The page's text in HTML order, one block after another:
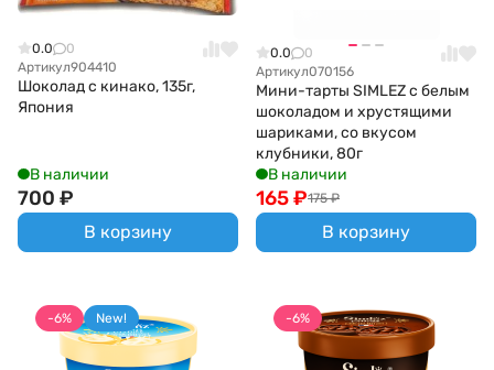
0.0
0
Артикул904410
Шоколад с кинако, 135г,
Япония
В наличии
700 ₽
В корзину
0.0
0
Артикул070156
Мини-тарты SIMLEZ с белым
шоколадом и хрустящими
шариками, со вкусом
клубники, 80г
В наличии
175 ₽
165₽
В корзину
-6% New! -6%